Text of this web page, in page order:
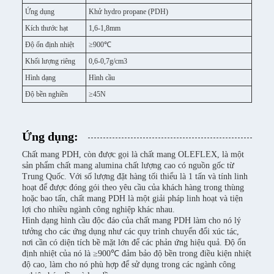
Ứng dụng
Khử hydro propane (PDH)
Kích thước hạt
1,6-1,8mm
Độ ổn định nhiệt
≥900℃
Khối lượng riêng
0,6-0,7g/cm3
Hình dạng
Hình cầu
Độ bền nghiền
≥45N
Ứng dụng:
Chất mang PDH, còn được gọi là chất mang OLEFLEX, là một
sản phẩm chất mang alumina chất lượng cao có nguồn gốc từ
Trung Quốc. Với số lượng đặt hàng tối thiểu là 1 tấn và tính linh
hoạt để được đóng gói theo yêu cầu của khách hàng trong thùng
hoặc bao tấn, chất mang PDH là một giải pháp linh hoạt và tiện
lợi cho nhiều ngành công nghiệp khác nhau.
Hình dạng hình cầu độc đáo của chất mang PDH làm cho nó lý
tưởng cho các ứng dụng như các quy trình chuyển đổi xúc tác,
nơi cần có diện tích bề mặt lớn để các phản ứng hiệu quả. Độ ổn
định nhiệt của nó là ≥900℃ đảm bảo độ bền trong điều kiện nhiệt
độ cao, làm cho nó phù hợp để sử dụng trong các ngành công